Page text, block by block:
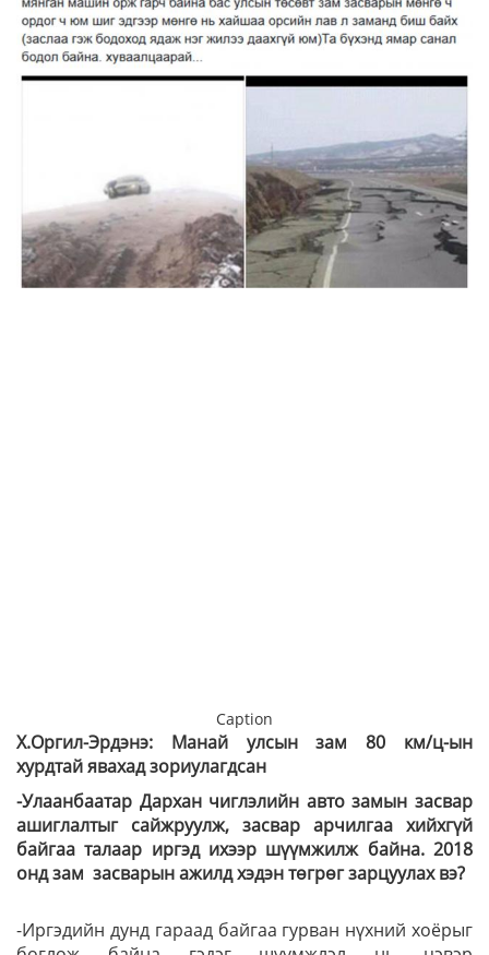
Caption
Х.Оргил-Эрдэнэ: Манай улсын зам 80 км/ц-ын
хурдтай явахад зориулагдсан
-Улаанбаатар Дархан чиглэлийн авто замын засвар
ашиглалтыг сайжруулж, засвар арчилгаа хийхгүй
байгаа талаар иргэд ихээр шүүмжилж байна. 2018
онд зам засварын ажилд хэдэн төгрөг зарцуулах вэ?
-Иргэдийн дунд гараад байгаа гурван нүхний хоёрыг